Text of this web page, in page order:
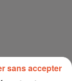
sans accepter